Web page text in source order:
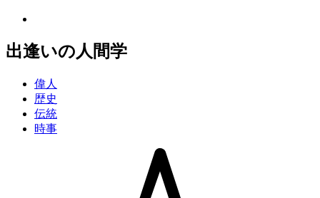
出逢いの人間学
偉人
歴史
伝統
時事